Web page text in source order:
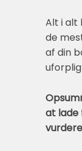
Alt i alt
de
af din
at